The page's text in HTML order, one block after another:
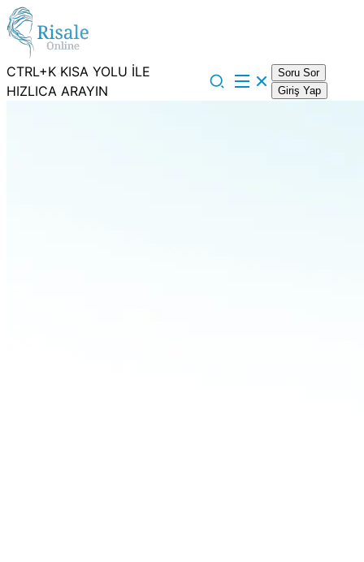
CTRL+K KISA YOLU İLE
HIZLICA ARAYIN
Soru Sor
Giriş Yap